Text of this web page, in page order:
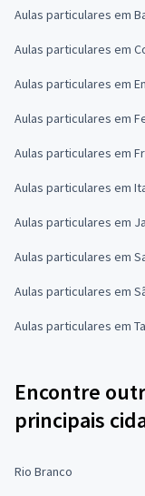
Aulas particulares em
Aulas particulares em
Aulas particulares em
Aulas particulares em
Aulas particulares em
Aulas particulares em
Aulas particulares em
Aulas particulares em
Aulas particulares em
Aulas particulares em
Encontre
principais
Rio Branco